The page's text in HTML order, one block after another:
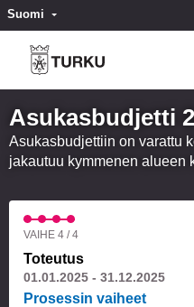
Suomi Valitse kieli
Asukasbudjetti
Asukasbudjettiin on varattu
jakautuu kymmenen alueen
VAIHE 4 / 4
Toteutus
01.01.2025 - 31.12.2025
Prosessin vaiheet